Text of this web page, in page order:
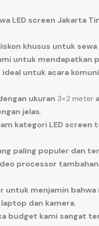
LED screen Jakarta
khusus untuk sewa
untuk mendapatkan
ideal untuk acara
ukuran 3×2 meter
jelas.
kategori LED screen
paling populer dan
processor tambahan
untuk menjamin bahwa
laptop dan kamera.
budget kami sangat